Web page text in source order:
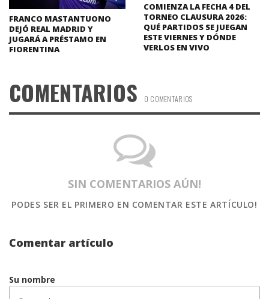
FRANCO MASTANTUONO
DEJÓ REAL MADRID Y
JUGARÁ A PRÉSTAMO EN
FIORENTINA
COMIENZA LA FECHA 4 DEL
TORNEO CLAUSURA 2026:
QUÉ PARTIDOS SE JUEGAN
ESTE VIERNES Y DÓNDE
VERLOS EN VIVO
COMENTARIOS 0 COMENTARIOS
SIN COMENTARIOS AÚN!
PODES SER EL PRIMERO EN COMENTAR ESTE ARTÍCULO!
Comentar artículo
Su nombre